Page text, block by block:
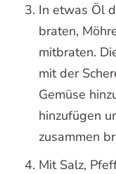
In etwas Öl
braten,
mitbraten.
mit der
Gemüse
hinzufügen
zusammen
Mit Salz,